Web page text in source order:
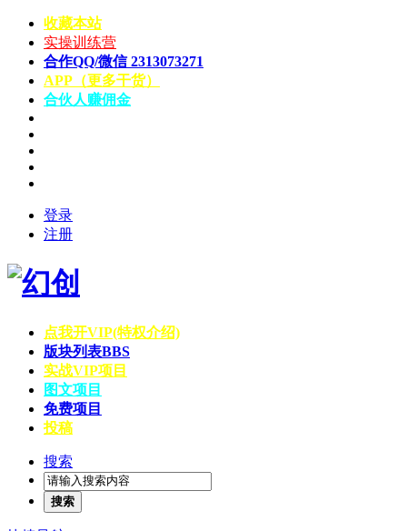
收藏本站
实操训练营
合作QQ/微信 2313073271
APP（更多干货）
合伙人赚佣金
登录
注册
点我开VIP(特权介绍)
版块列表BBS
实战VIP项目
图文项目
免费项目
投稿
搜索
搜索